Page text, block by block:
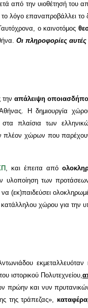
από την υιοθέτησή του
λόγο επαναπροβάλλει το
Ταυτόχρονα, ο καινοτόμος
Οι πληροφορίες αυτές
τηναπάλειψη
Η δημιουργία
στα πλαίσια των
χώρων που
, και έπειτα από
υλοποίηση των
να (εκ)παιδεύσει
κατάλληλου χώρου για την
ιστορικού Πολυτεχνείου,
πρώην και νυν
της τράπεζας»,